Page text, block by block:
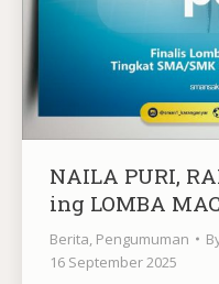
NAILA PURI,
ing LOMBA
Berita, Pengumuman
16 September 2025